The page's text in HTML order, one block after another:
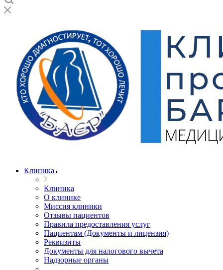
Клиника
Клиника
О клинике
Миссия клиники
Отзывы пациентов
Правила предоставления услуг
Пациентам (Документы и лицензия)
Реквизиты
Документы для налогового вычета
Надзорные органы